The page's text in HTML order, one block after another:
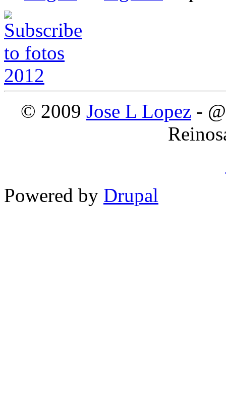
© 2009 Jose L Lopez -
Powered by Drupal